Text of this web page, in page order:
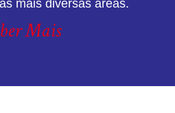
mais diversas áreas.
Mais